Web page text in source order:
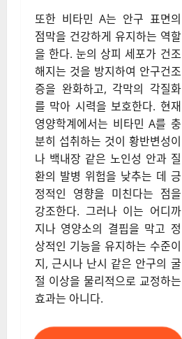
또한 비타민 A는 안구 표면의
점막을 건강하게 유지하는 역할
을 한다. 눈의 상피 세포가 건조
해지는 것을 방지하여 안구건조
증을 완화하고, 각막의 각질화
를 막아 시력을 보호한다. 현재
영양학계에서는 비타민 A를 충
분히 섭취하는 것이 황반변성이
나 백내장 같은 노인성 안과 질
환의 발병 위험을 낮추는 데 긍
정적인 영향을 미친다는 점을
강조한다. 그러나 이는 어디까
지나 영양소의 결핍을 막고 정
상적인 기능을 유지하는 수준이
지, 근시나 난시 같은 안구의 굴
절 이상을 물리적으로 교정하는
효과는 아니다.